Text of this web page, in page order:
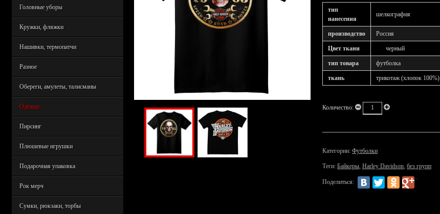
Головные уборы
Кружки, фляжки
Нашивки, термопатчи
Разное
Обереги, амулеты, талисманы
Одежда
Пирсинг
Плюшевые игрушки
Подарочная упаковка
Рок мерч
Сумки, рюкзаки, торбы
тип
нанесения
шелкография
производство Россия
Цвет ткани черный
тип товара футболка
ткань трикотаж (хлопок 100%)
Количество:
Категории: Футболки
Теги: Байкеры, Harley Davidson, без групп
Поделиться: